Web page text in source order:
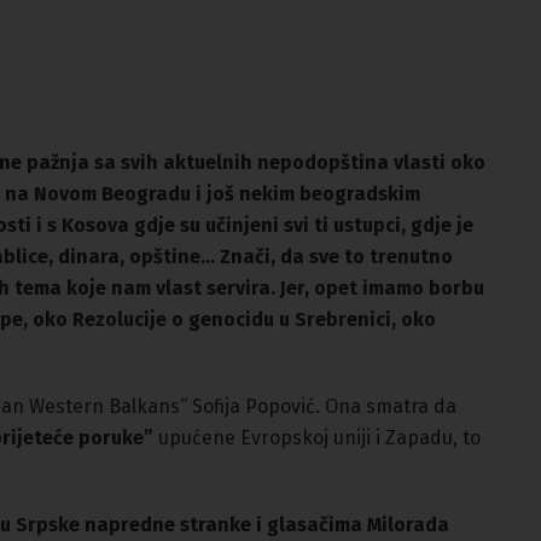
pažnja sa svih aktuelnih nepodopština vlasti oko
Novom Beogradu i još nekim beogradskim
i s Kosova gdje su učinjeni svi ti ustupci, gdje je
dinara, opštine… Znači, da sve to trenutno
koje nam vlast servira. Jer, opet imamo borbu
oko Rezolucije o genocidu u Srebrenici, oko
Western Balkans“ Sofija Popović. Ona smatra da
poruke” upućene Evropskoj uniji i Zapadu, to
Srpske napredne stranke i glasačima Milorada